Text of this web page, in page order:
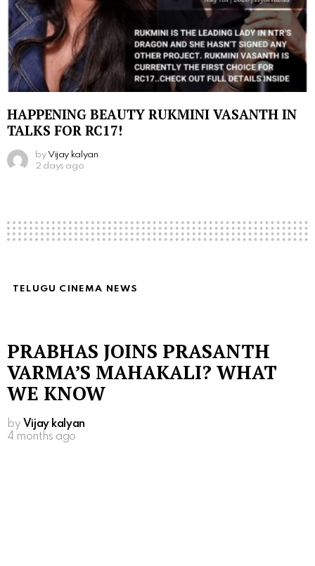
HAPPENING BEAUTY RUKMINI VASANTH IN
TALKS FOR RC17!
by Vijay kalyan
2 days ago
TELUGU CINEMA NEWS
PRABHAS JOINS PRASANTH
VARMA’S MAHAKALI? WHAT
WE KNOW
by Vijay kalyan
4 months ago